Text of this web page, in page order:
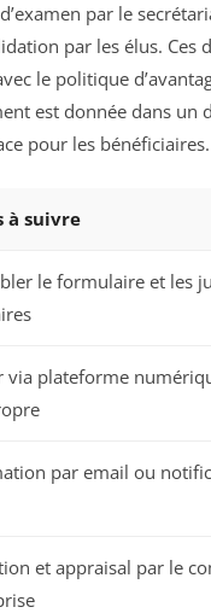
par le
par les élus. Ces
le politique
est donnée dans
pour les bénéficiaires.
à suivre
le formulaire et les
via plateforme
par email ou
et appraisal par le